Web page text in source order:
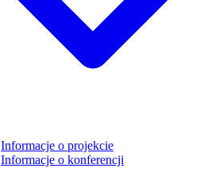
Informacje o projekcie
Informacje o konferencji